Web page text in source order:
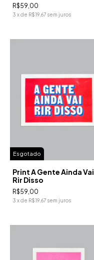
R$59,00
3 xde R$19,67 sem juros
Esgotado
Print A Gente Ainda Vai
Rir Disso
R$59,00
3 xde R$19,67 sem juros